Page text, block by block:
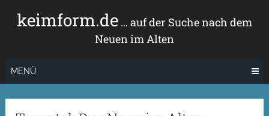
Inhaltkeimform.de… auf der Suche nach dem
Neuen im Alten
MENÜ